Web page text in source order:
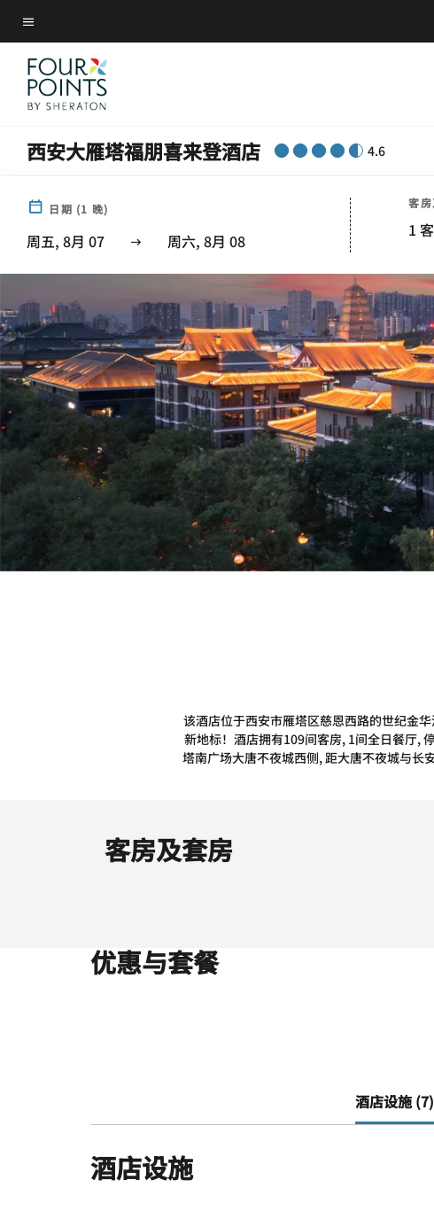
Skip
to
main
content
菜单文本
西安大雁塔福朋喜来登酒店 4.6
日期 (1 晚)
周五, 8月 07 周六, 8月 08
客
1
该酒店位于西安市雁塔区慈恩西路的世纪金
新地标！酒店拥有109间客房, 1间全日餐厅,
塔南广场大唐不夜城西侧, 距大唐不夜城与长
客房及套房
优惠与套餐
酒店设施 (7)
酒店设施